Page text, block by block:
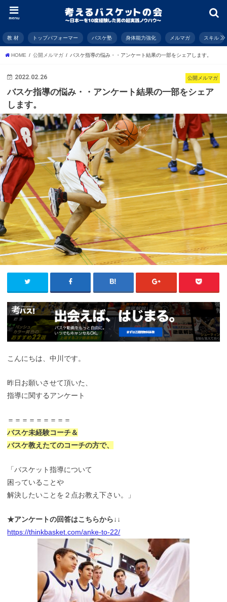
menu
教 材 トップパフォーマー バスケ塾 身体能力強化 メルマガ スキル
HOME 公開メルマガ バスケ指導の悩み・・アンケート結果の一部をシェアします。
公開メルマガ
2022.02.26
バスケ指導の悩み・・アンケート結果の一部をシェア
します。
こんにちは、中川です。
昨日お願いさせて頂いた、
指導に関するアンケート
＝＝＝＝＝＝＝＝＝
バスケ未経験コーチ＆
バスケ教えたてのコーチの方で、
「バスケット指導について
困っていることや
解決したいことを２点お教え下さい。」
★アンケートの回答はこちらから↓↓
https://thinkbasket.com/anke-to-22/